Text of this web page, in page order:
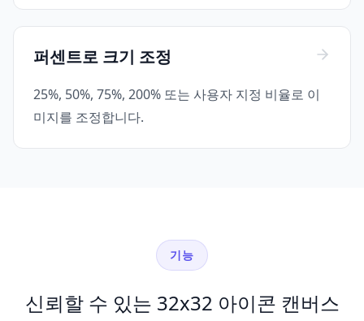
퍼센트로 크기 조정
25%, 50%, 75%, 200% 또는 사용자 지정 비율로 이
미지를 조정합니다.
기능
신뢰할 수 있는 32x32 아이콘 캔버스